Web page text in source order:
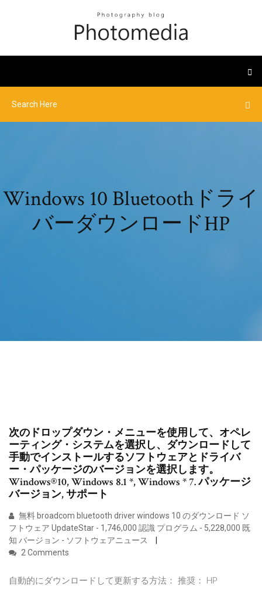
Windows 10 Bluetoothドライ
バーダウンロードHP
次のドロップダウン・メニューを使用して、オペレ
ーティング・システムを選択し、ダウンロードして
手動でインストールするソフトウェアとドライバ
ー・パッケージのバージョンを選択します。
Windows®10, Windows 8.1 *, Windows * 7. パッケージ
バージョン, サポート
無料 broadcom bluetooth driver windows 10 のダウンロード ソ
フトウェア UpdateStar - 1,746,000 認識 プログラム - 5,228,000 既
知 バージョン - ソフトウェアニュース
2 Comments
自動的にダウンロードして更新する方法： 推奨： HP